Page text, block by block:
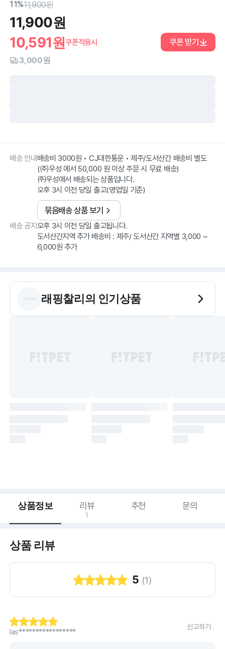
11%11,900원
11,900원
10,591원쿠폰적용시 쿠폰 받기
3,000원
배송 안내배송비 3000원 • CJ대한통운 • 제주/도서산간 배송비 별도
(㈜우성 에서 50,000 원 이상 주문 시 무료 배송)
㈜우성에서 배송되는 상품입니다.
오후 3시 이전 당일 출고(영업일 기준)
묶음배송 상품 보기
배송 공지오후 3시 이전 당일 출고됩니다.
도서산간지역 추가 배송비 : 제주/ 도서산간 지역별 3,000 ~
6,000원 추가
래핑찰리 의 인기상품
상품정보 리뷰
1
추천 문의
상품 리뷰
5 (1)
las*****************
신고하기